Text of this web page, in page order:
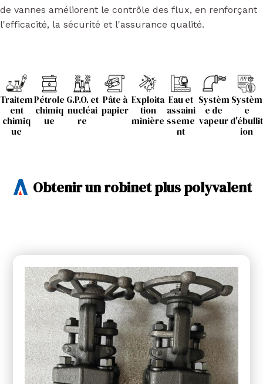
de vannes améliorent le contrôle des flux, en renforçant
l'efficacité, la sécurité et l'assurance qualité.
Traitem
ent
chimiq
ue
Pétrole
chimiq
ue
G.P.O. et
nucléai
re
Pâte à
papier
Exploita
tion
minière
Eau et
assaini
sseme
nt
Systèm
e de
vapeur
Systèm
e
d'ébullit
ion
Obtenir un robinet plus polyvalent